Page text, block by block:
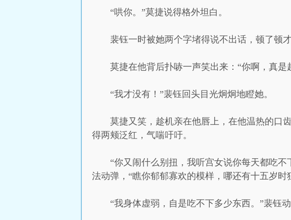
“哄你。”莫捷说得格外坦白。
裴钰一时被她两个字堵得说不出话，顿了顿
莫捷在他背后扑哧一声笑出来：“你啊，真
“我才没有！”裴钰回头目光炯炯地瞪她。
莫捷又笑，趁机亲在他唇上，在他温热的口
得两颊泛红，气喘吁吁。
“你又闹什么别扭，我听宫女说你每天都吃
法动弹，“瞧你郁郁寡欢的模样，哪还有十五岁时
“我身体虚弱，自是吃不下多少东西。”裴钰